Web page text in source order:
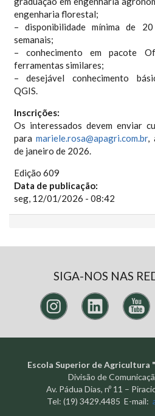
engenharia florestal;
– disponibilidade mínima de
semanais;
– conhecimento em pacote
ferramentas similares;
– desejável conhecimento
QGIS.
Inscrições:
Os interessados devem enviar
paramariele.rosa@apagri.com.br,
de janeiro de 2026.
Edição 609
Data de publicação:
seg, 12/01/2026 - 08:42
SIGA-NOS NAS
Escola Superior de Agricultura
Divisão de
Av. Pádua Dias, nº 11 –
Tel: (19) 3429.4485 E-mail: